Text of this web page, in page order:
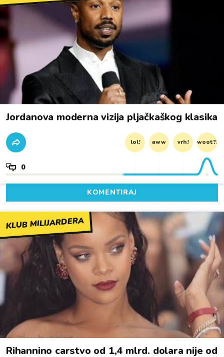
Jordanova moderna vizija pljačkaškog klasika
lol! aww vrh! woot?!
0
KOMENTIRAJ
KLUB MILIJARDERA
Rihannino carstvo od 1,4 mlrd. dolara nije od